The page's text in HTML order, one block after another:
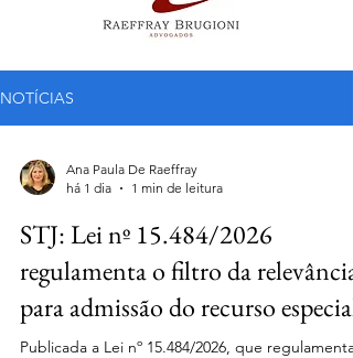
NOTÍCIAS
Ana Paula De Raeffray
há 1 dia
1 min de leitura
STJ: Lei nº 15.484/2026
regulamenta o filtro da relevância
para admissão do recurso especial
Publicada a Lei nº 15.484/2026, que regulamenta